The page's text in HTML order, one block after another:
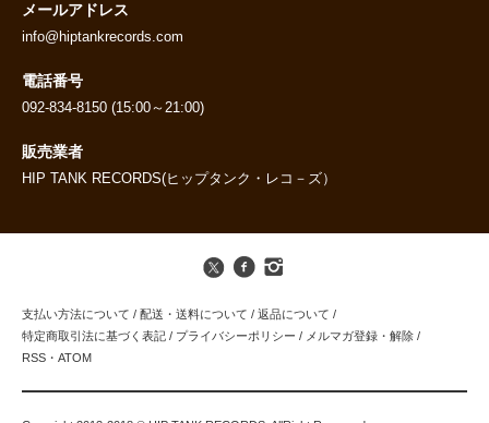
メールアドレス
info@hiptankrecords.com
電話番号
092-834-8150 (15:00～21:00)
販売業者
HIP TANK RECORDS(ヒップタンク・レコ－ズ）
支払い方法について / 配送・送料について / 返品について /
特定商取引法に基づく表記 / プライバシーポリシー / メルマガ登録・解除 /
RSS ・ ATOM